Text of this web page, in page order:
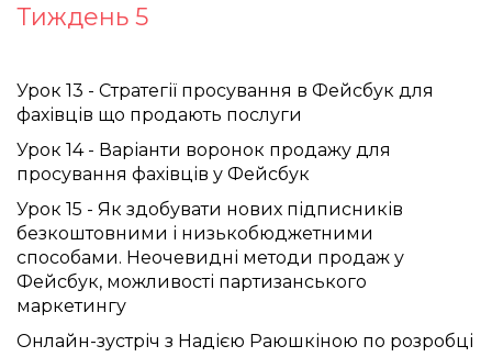
Тиждень 5
Урок 13 - Стратегії просування в Фейсбук для
фахівців що продають послуги
Урок 14 - Варіанти воронок продажу для
просування фахівців у Фейсбук
Урок 15 - Як здобувати нових підписників
безкоштовними і низькобюджетними
способами. Неочевидні методи продаж у
Фейсбук, можливості партизанського
маркетингу
Онлайн-зустріч з Надією Раюшкіною по розробці